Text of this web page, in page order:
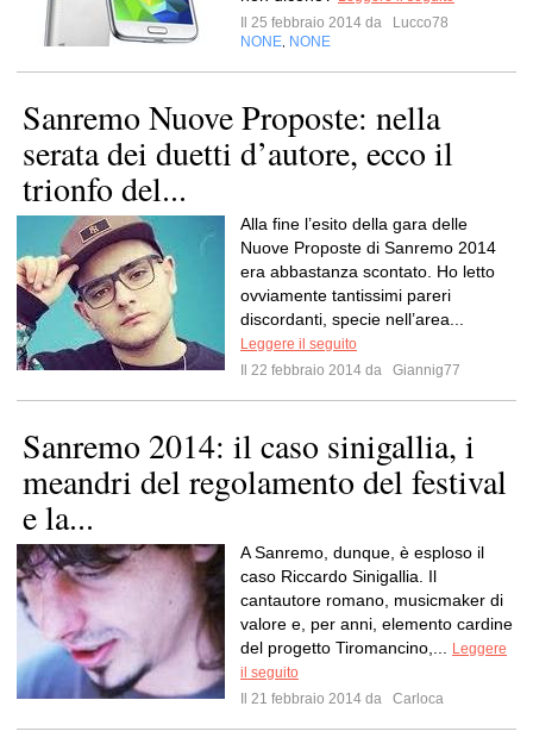
Il 25 febbraio 2014 da
Lucco78
NONE NONE
Sanremo Nuove Proposte: nella
serata dei duetti d’autore, ecco il
trionfo del...
Alla fine l’esito della gara delle
Nuove Proposte di Sanremo 2014
era abbastanza scontato. Ho letto
ovviamente tantissimi pareri
discordanti, specie nell’area...
Leggere il seguito
Il 22 febbraio 2014 da
Giannig77
Sanremo 2014: il caso sinigallia, i
meandri del regolamento del festival
e la...
A Sanremo, dunque, è esploso il
caso Riccardo Sinigallia. Il
cantautore romano, musicmaker di
valore e, per anni, elemento cardine
del progetto Tiromancino,...
Leggere
il seguito
Il 21 febbraio 2014 da
Carloca